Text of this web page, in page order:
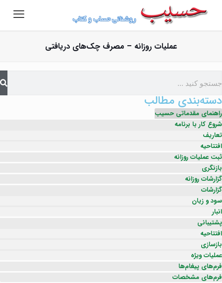
عملیات روزانه – مصرف چک‌های دریافتی
دسته‌بندی مطالب
راهنمای مقدماتی حسیب
شروع کار با برنامه
تعاریف
افتتاحیه
ثبت عملیات روزانه
بازنگری
گزارشات روزانه
گزارشات
سود و زیان
انبار
پشتیبانی
افتتاحیه
بازسازی
عملیات ویژه
فرم‌های پیغام‌ها
فرم‌های مشخصات